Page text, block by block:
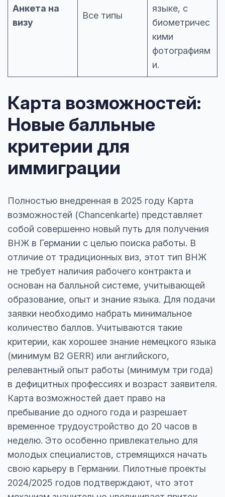
Анкета на
визу
Все типы
языке, с
биометричес
кими
фотографиям
и.
Карта возможностей:
Новые балльные
критерии для
иммиграции
Полностью внедренная в 2025 году Карта
возможностей (Chancenkarte) представляет
собой совершенно новый путь для получения
ВНЖ в Германии с целью поиска работы. В
отличие от традиционных виз, этот тип ВНЖ
не требует наличия рабочего контракта и
основан на балльной системе, учитывающей
образование, опыт и знание языка. Для подачи
заявки необходимо набрать минимальное
количество баллов. Учитываются такие
критерии, как хорошее знание немецкого языка
(минимум B2 GERR) или английского,
релевантный опыт работы (минимум три года)
в дефицитных профессиях и возраст заявителя.
Карта возможностей дает право на
пребывание до одного года и разрешает
временное трудоустройство до 20 часов в
неделю. Это особенно привлекательно для
молодых специалистов, стремящихся начать
свою карьеру в Германии. Пилотные проекты
2024/2025 годов подтверждают, что этот